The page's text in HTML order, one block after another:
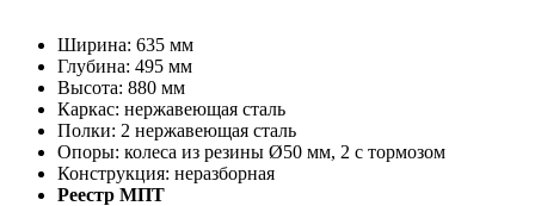
Ширина: 635 мм
Глубина: 495 мм
Высота: 880 мм
Каркас: нержавеющая сталь
Полки: 2 нержавеющая сталь
Опоры: колеса из резины Ø50 мм, 2 с тормозом
Конструкция: неразборная
Реестр МПТ